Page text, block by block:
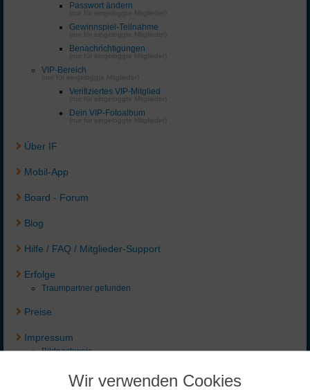
Passwort ändern
(nur für eingeloggte Mitglieder)
Gewinnspiel-Teilnahme
(nur für eingeloggte Mitglieder)
Benachrichtigungen
(nur für eingeloggte Mitglieder)
VIP-Bereich
(nur für eingeloggte Mitglieder)
Verifiziertes VIP-Mitglied
(nur für eingeloggte Mitglieder)
Dein VIP-Fotoalbum
(nur für eingeloggte Mitglieder)
Über IF
Mobil-App
Board - Forum
Blog
Hilfe / FAQ / Mitglieder-Support
Erfolge
Traumpartner gefunden
Preise
Impressum
Bildnachweis
Wir verwenden Cookies